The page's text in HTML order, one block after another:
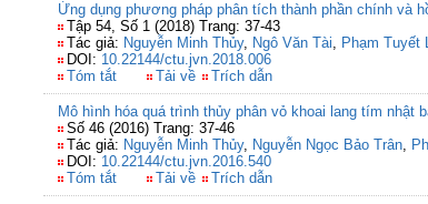
Ứng dụng phương pháp phân tích thành phần chính và
Tập 54, Số 1 (2018) Trang: 37-43
Tác giả: Nguyễn Minh Thủy, Ngô Văn Tài, Phạm Tuyết
DOI: 10.22144/ctu.jvn.2018.006
Tóm tắt
Tải về Trích dẫn
Mô hình hóa quá trình thủy phân vỏ khoai lang tím nhật
Số 46 (2016) Trang: 37-46
Tác giả: Nguyễn Minh Thủy, Nguyễn Ngọc Bảo Trân,
DOI: 10.22144/ctu.jvn.2016.540
Tóm tắt
Tải về Trích dẫn